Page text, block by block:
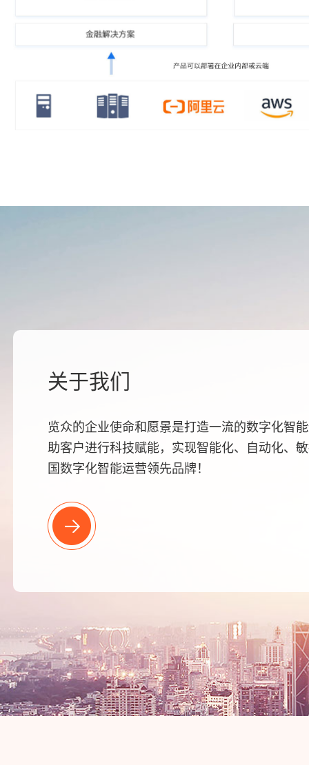
关于我们
览众的企业使命和愿景是打造一流的数字化智
助客户进行科技赋能，实现智能化、自动化、
国数字化智能运营领先品牌！